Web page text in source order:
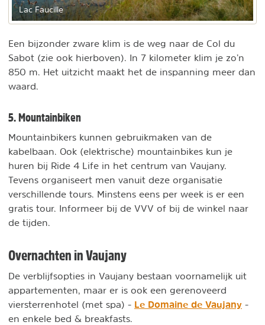
Lac Faucille
Een bijzonder zware klim is de weg naar de Col du
Sabot (zie ook hierboven). In 7 kilometer klim je zo’n
850 m. Het uitzicht maakt het de inspanning meer dan
waard.
5. Mountainbiken
Mountainbikers kunnen gebruikmaken van de
kabelbaan. Ook (elektrische) mountainbikes kun je
huren bij Ride 4 Life in het centrum van Vaujany.
Tevens organiseert men vanuit deze organisatie
verschillende tours. Minstens eens per week is er een
gratis tour. Informeer bij de VVV of bij de winkel naar
de tijden.
Overnachten in Vaujany
De verblijfsopties in Vaujany bestaan voornamelijk uit
appartementen, maar er is ook een gerenoveerd
viersterrenhotel (met spa) - Le Domaine de Vaujany -
en enkele bed & breakfasts.